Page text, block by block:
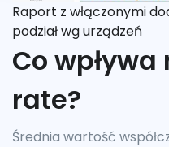
Raport z włączonymi
podział wg urządzeń
Co
rate?
Średnia wartość